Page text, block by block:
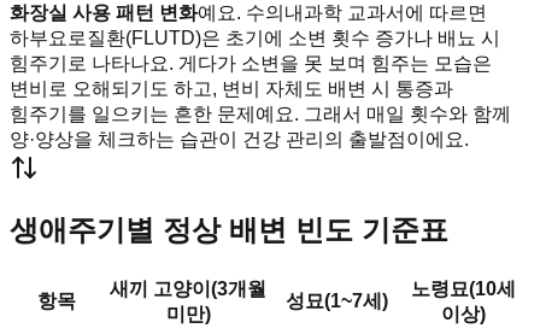
화장실 사용 패턴 변화예요. 수의내과학 교과서에 따르면
하부요로질환(FLUTD)은 초기에 소변 횟수 증가나 배뇨 시
힘주기로 나타나요. 게다가 소변을 못 보며 힘주는 모습은
변비로 오해되기도 하고, 변비 자체도 배변 시 통증과
힘주기를 일으키는 흔한 문제예요. 그래서 매일 횟수와 함께
양·양상을 체크하는 습관이 건강 관리의 출발점이에요.
생애주기별 정상 배변 빈도 기준표
항목
새끼 고양이(3개월
미만)
성묘(1~7세)
노령묘(10세
이상)